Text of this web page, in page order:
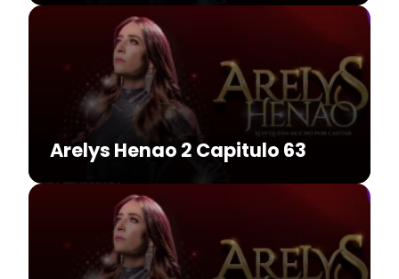
Arelys Henao 2 Capitulo 63